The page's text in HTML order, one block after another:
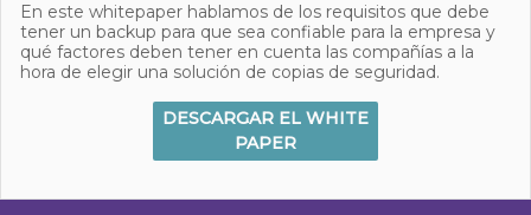
En este whitepaper hablamos de los requisitos que debe
tener un backup para que sea confiable para la empresa y
qué factores deben tener en cuenta las compañías a la
hora de elegir una solución de copias de seguridad.
DESCARGAR EL WHITE
PAPER